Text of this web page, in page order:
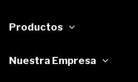
Productos
Nuestra Empresa